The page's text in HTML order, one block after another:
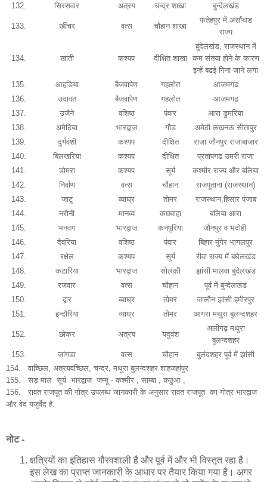
132. सिरसवार अत्रय चन्द्र शाखा बुन्देलखंड
133. खींचर वत्स चौहान शाखा
फतेहपुर में असौंथड
राज्य
134. खाती कश्यप दीक्षित शाखा
बुंदेलखंड, राजस्थान में
कम संख्या होने के कारण
इन्हें बढई गिना जाने लगा
135.
आहडिया बैजवापेण गहलोत
आजमगढ
136.
उदावत बैजवापेण गहलोत
आजमगढ
137.
उजैने वशिष्ठ पंवार
आरा डुमरिया
138.
अमेठिया भारद्वाज गौड
अमेठी लखनऊ सीतापुर
139.
दुर्गवंशी कश्यप दीक्षित
राजा जौनपुर राजाबाजार
140.
बिलखरिया कश्यप दीक्षित
प्रतापगढ उमरी राजा
141.
डोमरा कश्यप सूर्य
कश्मीर राज्य और बलिया
142.
निर्वाण वत्स चौहान
राजपूताना (राजस्थान)
143.
जाटू व्याघ्र तोमर
राजस्थान,हिसार पंजाब
144.
नरौनी मानव्य कछवाहा
बलिया आरा
145.
भनवग भारद्वाज कनपुरिया
जौनपुर व भदोही
146.
देवरिया वशिष्ठ पंवार
बिहार मुंगेर भागलपुर
147.
रक्षेल कश्यप सूर्य
रीवा राज्य में बघेलखंड
148.
कटारिया भारद्वाज सोलंकी
झांसी मालवा बुंदेलखंड
149.
रजवार वत्स चौहान
पूर्व में बुन्देलखंड
150.
द्वार व्याघ्र तोमर
जालौन झांसी हमीरपुर
151.
इन्दौरिया व्याघ्र तोमर आगरा मथुरा बुलन्दशहर
152. छोकर अत्रय यदुवंश
अलीगढ़ मथुरा
बुलन्दशहर
153.
जांगडा वत्स चौहान
बुलंदशहर पूर्व में झांसी
154. वाच्छिल, अत्रयवच्छिल, चन्द्र, मथुरा बुलन्दशहर शाहजहांपुर
155. सड़ माल सूर्य भारद्वाज जम्मू - कश्मीर , साम्बा , कठुआ ,
156. रावत राजपूत की गोत्र उपलब्ध जानकारी के अनुसार रावत राजपूत का गोत्र भारद्वाज
और वेद यजुर्वेद है.
नोट -
क्षत्रियों का इतिहास गौरवशाली है और पूर्व में और भी विस्तृत रहा है।
इस लेख का प्राप्त जानकारी के आधार पर तैयार किया गया है। अगर